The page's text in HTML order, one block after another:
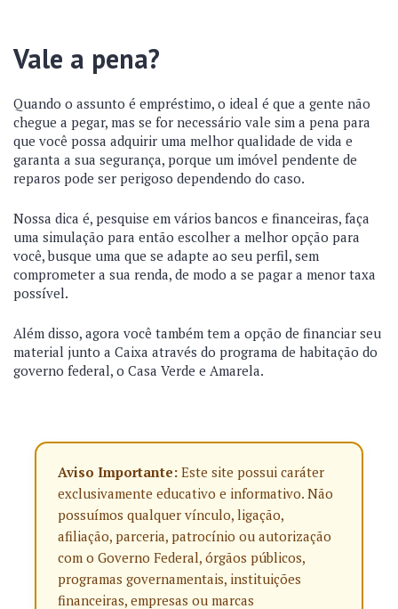
Vale a pena?
Quando o assunto é empréstimo, o ideal é que a gente não
chegue a pegar, mas se for necessário vale sim a pena para
que você possa adquirir uma melhor qualidade de vida e
garanta a sua segurança, porque um imóvel pendente de
reparos pode ser perigoso dependendo do caso.
Nossa dica é, pesquise em vários bancos e financeiras, faça
uma simulação para então escolher a melhor opção para
você, busque uma que se adapte ao seu perfil, sem
comprometer a sua renda, de modo a se pagar a menor taxa
possível.
Além disso, agora você também tem a opção de financiar seu
material junto a Caixa através do programa de habitação do
governo federal, o Casa Verde e Amarela.
Aviso Importante: Este site possui caráter
exclusivamente educativo e informativo. Não
possuímos qualquer vínculo, ligação,
afiliação, parceria, patrocínio ou autorização
com o Governo Federal, órgãos públicos,
programas governamentais, instituições
financeiras, empresas ou marcas